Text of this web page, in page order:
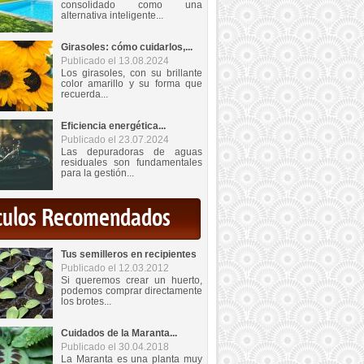
consolidado como una
alternativa inteligente...
Girasoles: cómo cuidarlos,...
Publicado el 13.08.2024
Los girasoles, con su brillante
color amarillo y su forma que
recuerda...
Eficiencia energética...
Publicado el 23.07.2024
Las depuradoras de aguas
residuales son fundamentales
para la gestión...
Recomendados
Tus semilleros en recipientes
Publicado el 12.03.2012
Si queremos crear un huerto,
podemos comprar directamente
los brotes...
Cuidados de la Maranta...
Publicado el 30.04.2018
La Maranta es una planta muy